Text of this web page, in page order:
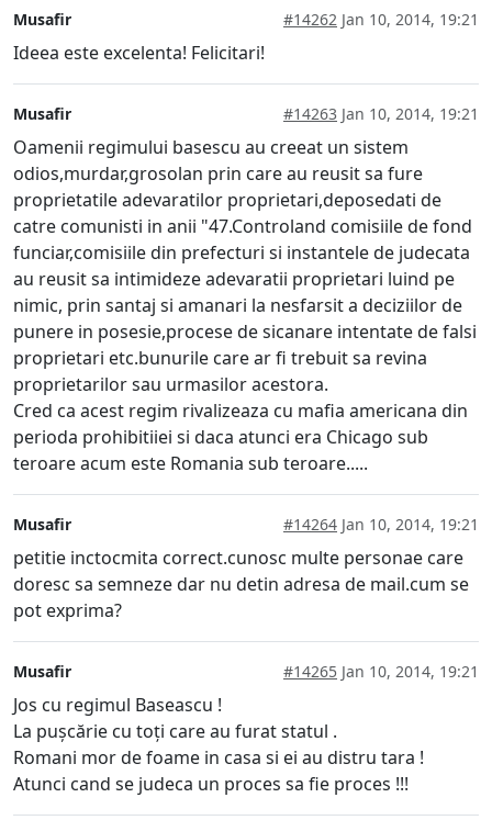
Musafir #14262 Jan 10, 2014, 19:21
Ideea este excelenta! Felicitari!
Musafir #14263 Jan 10, 2014, 19:21
Oamenii regimului basescu au creeat un sistem
odios,murdar,grosolan prin care au reusit sa fure
proprietatile adevaratilor proprietari,deposedati de
catre comunisti in anii "47.Controland comisiile de fond
funciar,comisiile din prefecturi si instantele de judecata
au reusit sa intimideze adevaratii proprietari luind pe
nimic, prin santaj si amanari la nesfarsit a deciziilor de
punere in posesie,procese de sicanare intentate de falsi
proprietari etc.bunurile care ar fi trebuit sa revina
proprietarilor sau urmasilor acestora.
Cred ca acest regim rivalizeaza cu mafia americana din
perioda prohibitiiei si daca atunci era Chicago sub
teroare acum este Romania sub teroare.....
Musafir #14264 Jan 10, 2014, 19:21
petitie inctocmita correct.cunosc multe personae care
doresc sa semneze dar nu detin adresa de mail.cum se
pot exprima?
Musafir #14265 Jan 10, 2014, 19:21
Jos cu regimul Baseascu !
La pușcărie cu toți care au furat statul .
Romani mor de foame in casa si ei au distru tara !
Atunci cand se judeca un proces sa fie proces !!!